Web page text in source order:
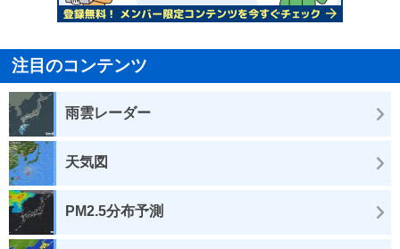
注目のコンテンツ
雨雲レーダー
天気図
PM2.5分布予測